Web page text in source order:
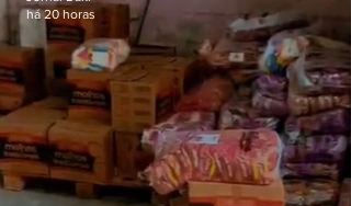
há 20 horas